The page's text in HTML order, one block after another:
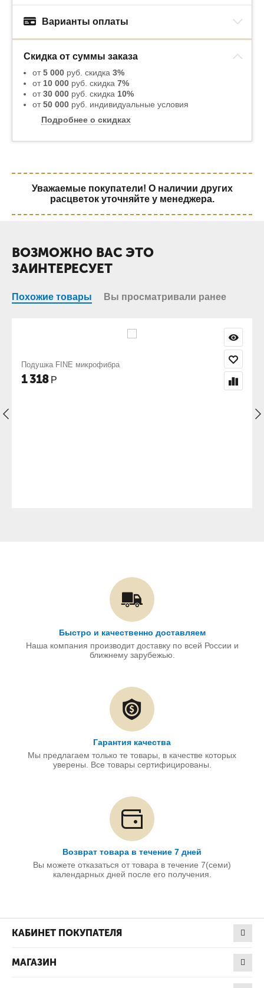
Варианты оплаты
Скидка от суммы заказа
от5 000 руб. скидка 3%
от 10 000 руб. скидка 7%
от30 000 руб. скидка 10%
от50 000 руб. индивидуальные условия
Подробнее о скидках
Уважаемые покупатели! О наличии других
расцветок уточняйте у менеджера.
ВОЗМОЖНО ВАС ЭТО
ЗАИНТЕРЕСУЕТ
Похожие товары Вы просматривали ранее
Подушка FINE микрофибра
1 318 Р
Быстро и качественно доставляем
Наша компания производит доставку по всей России и
ближнему зарубежью.
Гарантия качества
Мы предлагаем только те товары, в качестве которых
уверены. Все товары сертифицированы.
Возврат товара в течение 7 дней
Вы можете отказаться от товара в течение 7(семи)
календарных дней после его получения.
КАБИНЕТ ПОКУПАТЕЛЯ
МАГАЗИН